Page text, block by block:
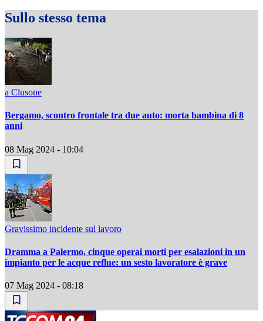
Sullo stesso tema
a Clusone
Bergamo, scontro frontale tra due auto: morta bambina di 8
anni
08 Mag 2024 - 10:04
Gravissimo incidente sul lavoro
Dramma a Palermo, cinque operai morti per esalazioni in un
impianto per le acque reflue: un sesto lavoratore è grave
07 Mag 2024 - 08:18